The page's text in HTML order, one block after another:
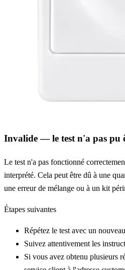
Invalide — le test n'a pas pu
Le test n'a pas fonctionné
interprété. Cela peut être dû à une
une erreur de mélange ou à un kit
Étapes suivantes
Répétez le test avec un
Suivez attentivement les
Si vous avez obtenu plusieurs